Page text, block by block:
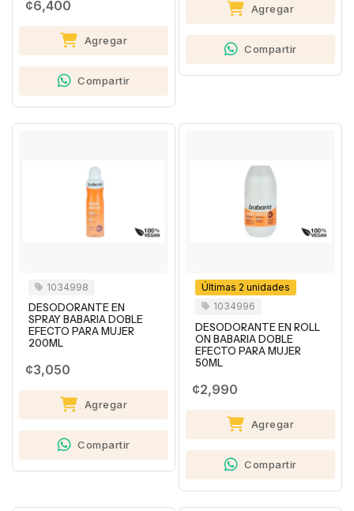
¢6,400
Agregar
Compartir
Agregar
Compartir
1034998
DESODORANTE EN
SPRAY BABARIA DOBLE
EFECTO PARA MUJER
200ML
¢3,050
Agregar
Compartir
Últimas 2 unidades
1034996
DESODORANTE EN ROLL
ON BABARIA DOBLE
EFECTO PARA MUJER
50ML
¢2,990
Agregar
Compartir